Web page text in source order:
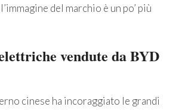
del marchio è un po’ più
vendute da BYD
cinese ha incoraggiato le grandi